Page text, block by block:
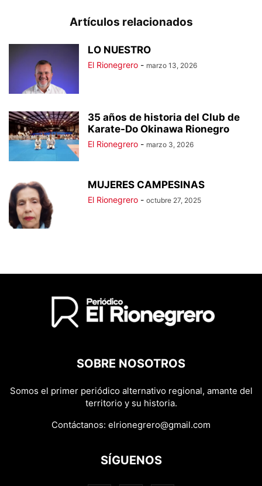
Artículos relacionados
LO NUESTRO
El Rionegrero - marzo 13, 2026
35 años de historia del Club de
Karate-Do Okinawa Rionegro
El Rionegrero - marzo 3, 2026
MUJERES CAMPESINAS
El Rionegrero - octubre 27, 2025
SOBRE NOSOTROS
Somos el primer periódico alternativo regional, amante del
territorio y su historia.
Contáctanos: elrionegrero@gmail.com
SÍGUENOS